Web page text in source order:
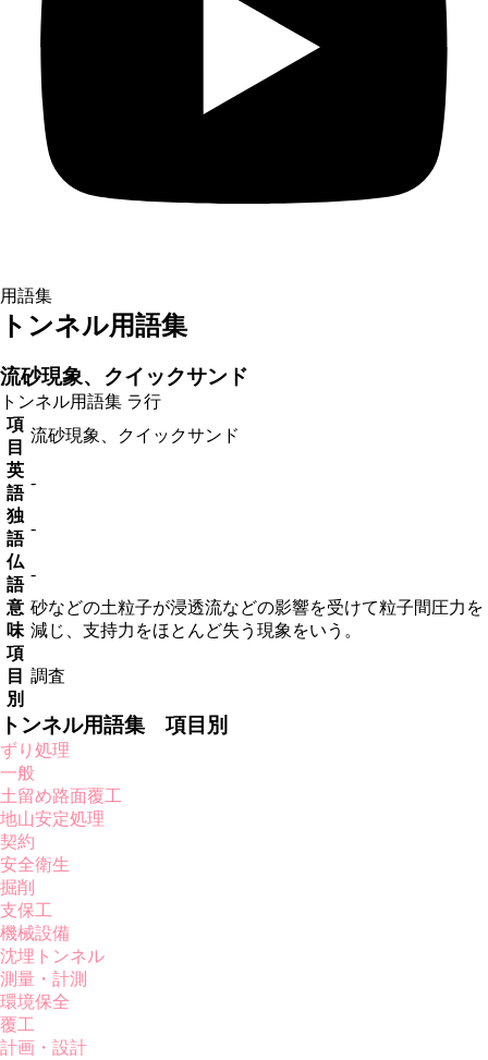
用語集
トンネル用語集
流砂現象、クイックサンド
トンネル用語集 ラ行
項
目
流砂現象、クイックサンド
英
語
-
独
語
-
仏
語
-
意
味
砂などの土粒子が浸透流などの影響を受けて粒子間圧力を
減じ、支持力をほとんど失う現象をいう。
項
目
別
調査
トンネル用語集 項目別
ずり処理
一般
土留め路面覆工
地山安定処理
契約
安全衛生
掘削
支保工
機械設備
沈埋トンネル
測量・計測
環境保全
覆工
計画・設計